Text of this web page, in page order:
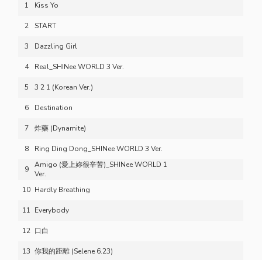
1 Kiss Yo
2 START
3 Dazzling Girl
4 Real_SHINee WORLD 3 Ver.
5 3 2 1 (Korean Ver.)
6 Destination
7 炸藥 (Dynamite)
8 Ring Ding Dong_SHINee WORLD 3 Ver.
9
Amigo (愛上妳很辛苦)_SHINee WORLD 1
Ver.
10 Hardly Breathing
11 Everybody
12 口白
13 你我的距離 (Selene 6.23)